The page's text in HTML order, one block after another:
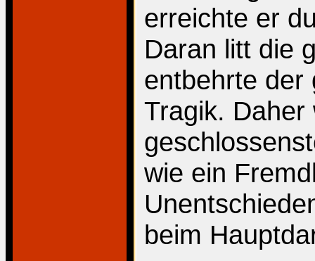
erreichte er
Daran litt die
entbehrte der
Tragik.
wie ein
beim